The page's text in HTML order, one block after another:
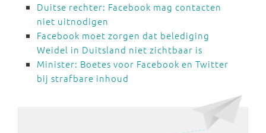
Duitse rechter: Facebook mag contacten
niet uitnodigen
Facebook moet zorgen dat belediging
Weidel in Duitsland niet zichtbaar is
Minister: Boetes voor Facebook en Twitter
bij strafbare inhoud